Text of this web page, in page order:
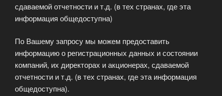
сдаваемой отчетности и т.д. (в тех странах, где эта
информация общедоступна)
По Вашему запросу мы можем предоставить
информацию о регистрационных данных и состоянии
компаний, их директорах и акционерах, сдаваемой
отчетности и т.д. (в тех странах, где эта информация
общедоступна).